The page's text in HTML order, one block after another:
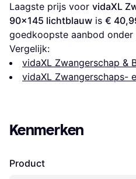
Laagste prijs voor vidaXL
90x145 lichtblauw is €
goedkoopste aanbod onder
Vergelijk:
vidaXL Zwangerschap &
vidaXL Zwangerschaps-
Kenmerken
Product